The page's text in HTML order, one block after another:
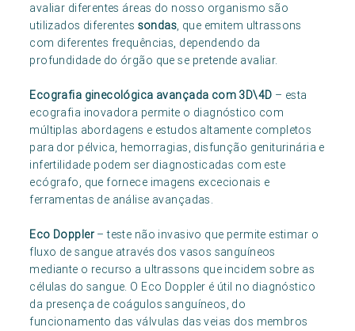
avaliar diferentes áreas do nosso organismo são
utilizados diferentes sondas, que emitem ultrassons
com diferentes frequências, dependendo da
profundidade do órgão que se pretende avaliar.
Ecografia ginecológica avançada com 3D\4D – esta
ecografia inovadora permite o diagnóstico com
múltiplas abordagens e estudos altamente completos
para dor pélvica, hemorragias, disfunção geniturinária e
infertilidade podem ser diagnosticadas com este
ecógrafo, que fornece imagens excecionais e
ferramentas de análise avançadas.
Eco Doppler– teste não invasivo que permite estimar o
fluxo de sangue através dos vasos sanguíneos
mediante o recurso a ultrassons que incidem sobre as
células do sangue. O Eco Doppler é útil no diagnóstico
da presença de coágulos sanguíneos, do
funcionamento das válvulas das veias dos membros